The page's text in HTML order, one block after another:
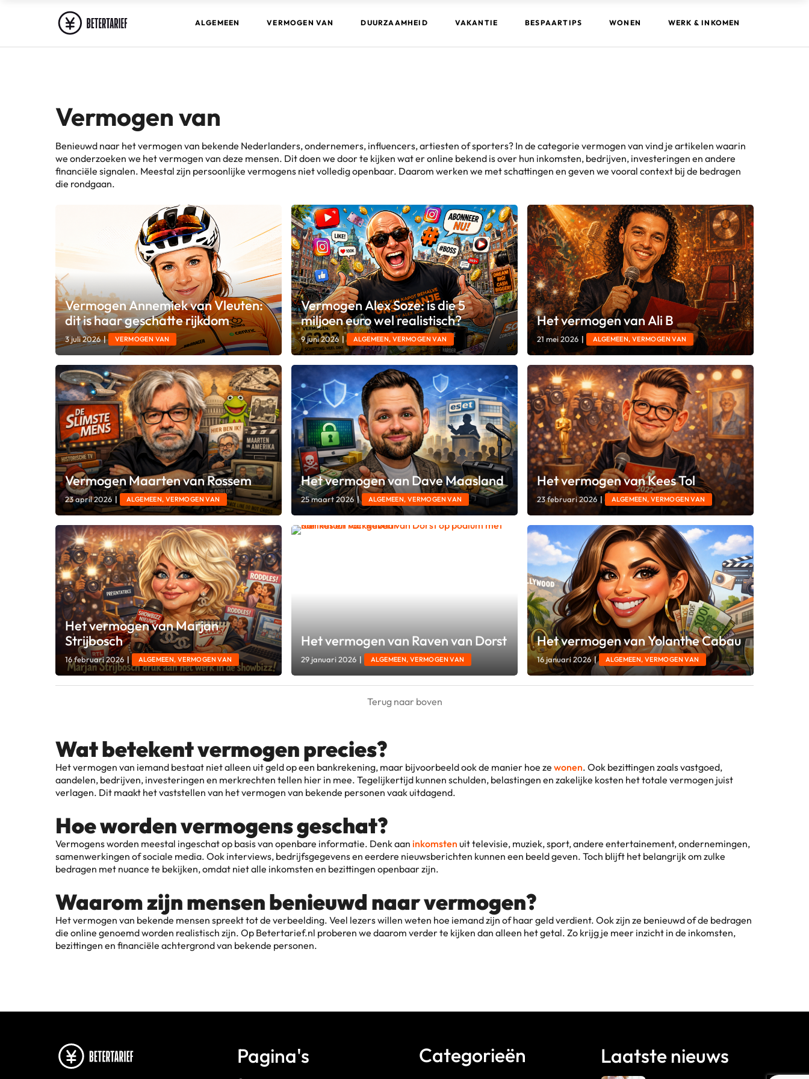
ALGEMEEN VERMOGEN VAN DUURZAAMHEID VAKANTIE BESPAARTIPS WONEN WERK & INKOMEN
Vermogen van
Benieuwd naar het vermogen van bekende Nederlanders, ondernemers, influencers, artiesten of sporters? In de categorie vermogen van vind je artikelen waarin
we onderzoeken we het vermogen van deze mensen. Dit doen we door te kijken wat er online bekend is over hun inkomsten, bedrijven, investeringen en andere
financiële signalen. Meestal zijn persoonlijke vermogens niet volledig openbaar. Daarom werken we met schattingen en geven we vooral context bij de bedragen
die rondgaan.
Vermogen Annemiek van Vleuten:
dit is haar geschatte rijkdom
3 juli 2026 | VERMOGEN VAN
Vermogen Alex Soze: is die 5
miljoen euro wel realistisch?
9 juni 2026 | ALGEMEEN, VERMOGEN VAN
Het vermogen van Ali B
21 mei 2026 | ALGEMEEN, VERMOGEN VAN
Vermogen Maarten van Rossem
23 april 2026 | ALGEMEEN, VERMOGEN VAN
Het vermogen van Dave Maasland
25 maart 2026 | ALGEMEEN, VERMOGEN VAN
Het vermogen van Kees Tol
23 februari 2026 | ALGEMEEN, VERMOGEN VAN
Het vermogen van Marjan
Strijbosch
16 februari 2026 | ALGEMEEN, VERMOGEN VAN
Het vermogen van Raven van Dorst
29 januari 2026 | ALGEMEEN, VERMOGEN VAN
Het vermogen van Yolanthe Cabau
16 januari 2026 | ALGEMEEN, VERMOGEN VAN
Terug naar boven
Wat betekent vermogen precies?
Het vermogen van iemand bestaat niet alleen uit geld op een bankrekening, maar bijvoorbeeld ook de manier hoe ze wonen. Ook bezittingen zoals vastgoed,
aandelen, bedrijven, investeringen en merkrechten tellen hier in mee. Tegelijkertijd kunnen schulden, belastingen en zakelijke kosten het totale vermogen juist
verlagen. Dit maakt het vaststellen van het vermogen van bekende personen vaak uitdagend.
Hoe worden vermogens geschat?
Vermogens worden meestal ingeschat op basis van openbare informatie. Denk aan inkomsten uit televisie, muziek, sport, andere entertainement, ondernemingen,
samenwerkingen of sociale media. Ook interviews, bedrijfsgegevens en eerdere nieuwsberichten kunnen een beeld geven. Toch blijft het belangrijk om zulke
bedragen met nuance te bekijken, omdat niet alle inkomsten en bezittingen openbaar zijn.
Waarom zijn mensen benieuwd naar vermogen?
Het vermogen van bekende mensen spreekt tot de verbeelding. Veel lezers willen weten hoe iemand zijn of haar geld verdient. Ook zijn ze benieuwd of de bedragen
die online genoemd worden realistisch zijn. Op Betertarief.nl proberen we daarom verder te kijken dan alleen het getal. Zo krijg je meer inzicht in de inkomsten,
bezittingen en financiële achtergrond van bekende personen.
Pagina's Categorieën Laatste nieuws